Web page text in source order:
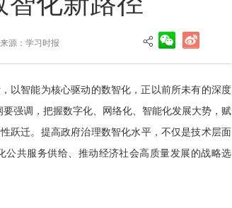
：学习时报
以智能为核心驱动的数智化，正以前所未有的深度
强调，把握数字化、网络化、智能化发展大势，赋
跃迁。提高政府治理数智化水平，不仅是技术层面
共服务供给、推动经济社会高质量发展的战略选